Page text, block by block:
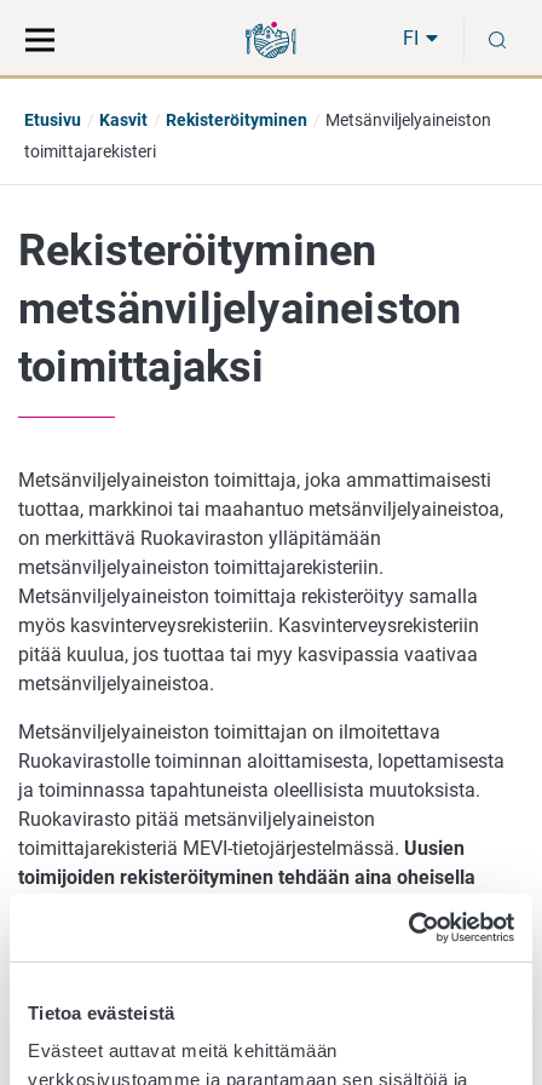
Tietoa evästeistä
Evästeet auttavat meitä kehittämään
verkkosivustoamme ja parantamaan sen sisältöjä ja
suoraan
sisältöön
koko
sivuston
FI
Etusivu Kasvit Rekisteröityminen
Metsänviljelyaineiston
toimittajarekisteri
Rekisteröityminen
metsänviljelyaineiston
toimittajaksi
Metsänviljelyaineiston toimittaja, joka ammattimaisesti
tuottaa, markkinoi tai maahantuo metsänviljelyaineistoa,
on merkittävä Ruokaviraston ylläpitämään
metsänviljelyaineiston toimittajarekisteriin.
Metsänviljelyaineiston toimittaja rekisteröityy samalla
myös kasvinterveysrekisteriin. Kasvinterveysrekisteriin
pitää kuulua, jos tuottaa tai myy kasvipassia vaativaa
metsänviljelyaineistoa.
Metsänviljelyaineiston toimittajan on ilmoitettava
Ruokavirastolle toiminnan aloittamisesta, lopettamisesta
ja toiminnassa tapahtuneista oleellisista muutoksista.
Ruokavirasto pitää metsänviljelyaineiston
toimittajarekisteriä MEVI-tietojärjestelmässä. Uusien
toimijoiden rekisteröityminen tehdään aina oheisella
merkitseminen on maksullista. Rekisteritietojen
muutoksista ja toiminnan lopettamisesta ilmoitetaan
rekisteröidyille toimijoille luodaan käyttäjätunnukset.
Rekisteritietoihin tehtävät muutokset sekä rekisteristä